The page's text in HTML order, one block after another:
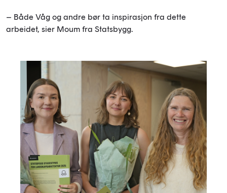
– Både Våg og andre bør ta inspirasjon fra dette
arbeidet, sier Moum fra Statsbygg.